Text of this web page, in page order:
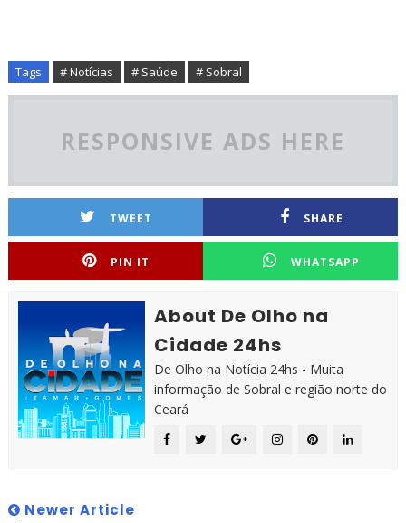
Tags # Notícias # Saúde # Sobral
RESPONSIVE ADS HERE
TWEET SHARE
PIN IT WHATSAPP
About De Olho na
Cidade 24hs
De Olho na Notícia 24hs - Muita
informação de Sobral e região norte do
Ceará
Newer Article